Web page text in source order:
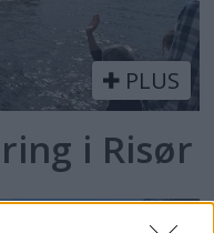
PLUS
i Risør